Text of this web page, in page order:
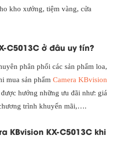
kho xưởng, tiệm vàng, cửa
C5013C ở đâu uy tín?
phân phối các sản phẩm loa,
mua sản phẩm Camera KBvision
hưởng những ưu đãi như: giá
trình khuyến mãi,….
KBvision KX-C5013C khi